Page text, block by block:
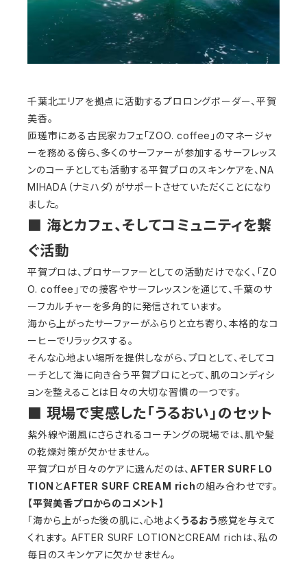
千葉北エリアを拠点に活動するプロロングボーダー、平賀
美香。
匝瑳市にある古民家カフェ「ZOO. coffee」のマネージャ
ーを務める傍ら、多くのサーファーが参加するサーフレッス
ンのコーチとしても活動する平賀プロのスキンケアを、NA
MIHADA（ナミハダ）がサポートさせていただくことになり
ました。
■ 海とカフェ、そしてコミュニティを繋
ぐ活動
平賀プロは、プロサーファーとしての活動だけでなく、「ZO
O. coffee」での接客やサーフレッスンを通じて、千葉のサ
ーフカルチャーを多角的に発信されています。
海から上がったサーファーがふらりと立ち寄り、本格的なコ
ーヒーでリラックスする。
そんな心地よい場所を提供しながら、プロとして、そしてコ
ーチとして海に向き合う平賀プロにとって、肌のコンディシ
ョンを整えることは日々の大切な習慣の一つです。
■ 現場で実感した「うるおい」のセット
紫外線や潮風にさらされるコーチングの現場では、肌や髪
の乾燥対策が欠かせません。
平賀プロが日々のケアに選んだのは、 AFTER SURF LO
TION とAFTER SURF CREAM richの組み合わせです。
【平賀美香プロからのコメント】
「海から上がった後の肌に、心地よく うるおう感覚を与えて
くれます。 AFTER SURF LOTIONとCREAM richは、私の
毎日のスキンケアに欠かせません。